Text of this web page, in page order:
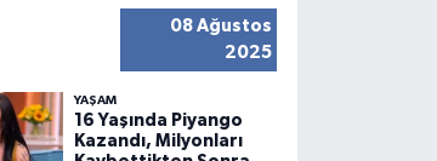
08 Ağustos
2025
YAŞAM
16 Yaşında Piyango
Kazandı, Milyonları